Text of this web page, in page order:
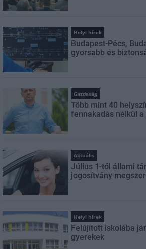
Helyi hírek
Budapest-Pécs,
gyorsabb és
Gazdaság
Több mint 40
fennakadás nélkül
Aktuális
Július 1-től állami
jogosítvány
Helyi hírek
Felújított iskolába
gyerekek